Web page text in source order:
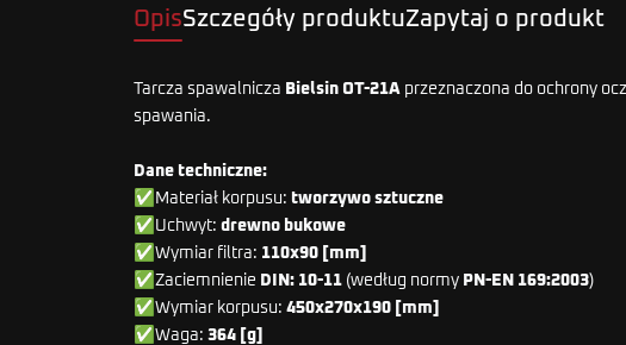
OpisSzczegóły produktuZapytaj o produkt
Tarcza spawalnicza Bielsin OT-21A przeznaczona do ochrony
spawania.
Dane techniczne:
✅ Materiał korpusu: tworzywo sztuczne
✅Uchwyt: drewno bukowe
✅Wymiar filtra: 110x90 [mm]
✅Zaciemnienie DIN: 10-11 (według normy PN-EN 169:2003)
✅Wymiar korpusu: 450x270x190 [mm]
✅Waga: 364 [g]